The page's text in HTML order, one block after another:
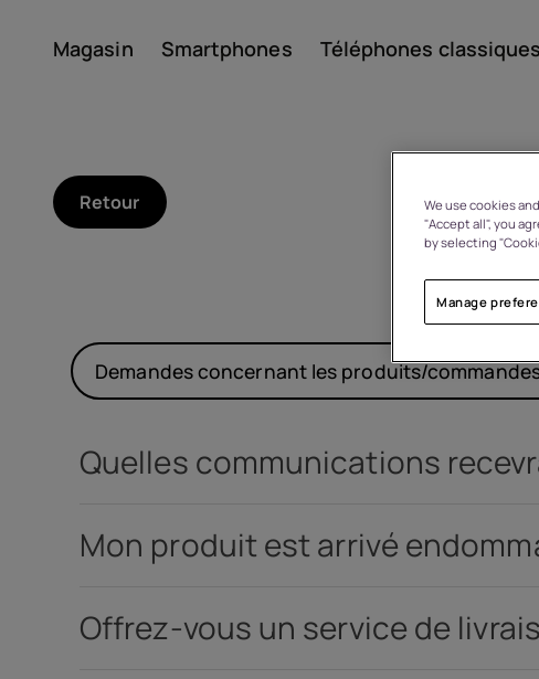
Magasin Smartphones Téléphones classiques
À propos
Belgium(Français|Dutch)
Retour
Demandes concernant les produits/
Quelles communications
Mon produit est arrivé
Offrez-vous un service de
We use cookies
"Accept all", you
by selecting
Manage